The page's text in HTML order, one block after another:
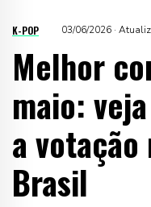
K-POP 03/06/2026 ·
Melhor
maio:
a
Brasil